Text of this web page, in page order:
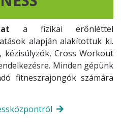
a fizikai erőnléttel
alapján alakítottuk ki.
kézisúlyzók, Cross Workout
Minden gépünk
fitneszrajongók számára